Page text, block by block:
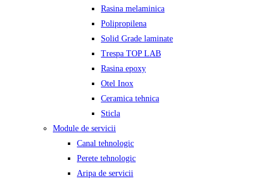
Rasina melaminica
Polipropilena
Solid Grade laminate
Trespa TOP LAB
Rasina epoxy
Otel Inox
Ceramica tehnica
Sticla
Module de servicii
Canal tehnologic
Perete tehnologic
Aripa de servicii